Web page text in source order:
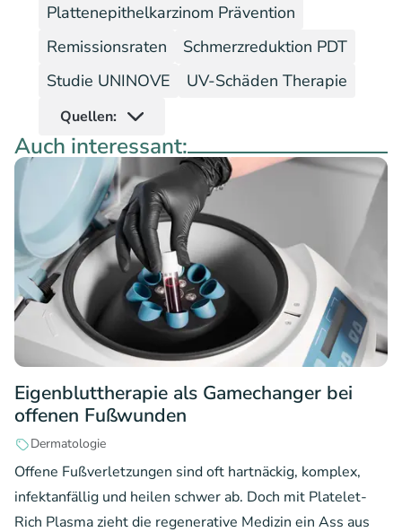
Plattenepithelkarzinom Prävention
Remissionsraten
Schmerzreduktion PDT
Studie UNINOVE
UV-Schäden Therapie
Quellen:
Auch interessant:
Eigenbluttherapie als Gamechanger bei
offenen Fußwunden
Dermatologie
Offene Fußverletzungen sind oft hartnäckig, komplex,
infektanfällig und heilen schwer ab. Doch mit Platelet-
Rich Plasma zieht die regenerative Medizin ein Ass aus